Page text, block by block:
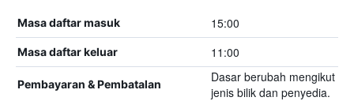
Masa daftar masuk 15:00
Masa daftar keluar 11:00
Pembayaran & Pembatalan
Dasar berubah mengikut
jenis bilik dan penyedia.